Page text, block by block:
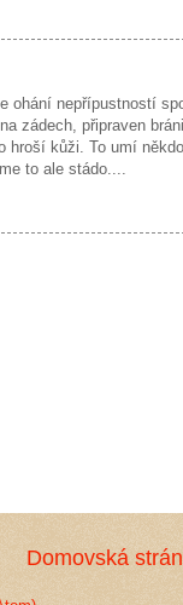
ohání nepřípustností
zádech, připraven
hroší kůži. To umí
to ale stádo....
Domovská